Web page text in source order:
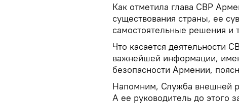
Как отметила глава СВР
существования страны, ее
самостоятельные решения и
Что касается деятельности
важнейшей информации,
безопасности Армении,
Напомним, Служба внешней
А ее руководитель до этого